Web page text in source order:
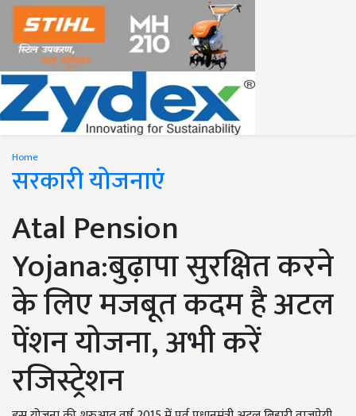
Home
सरकारी योजनाएं
Atal Pension
Yojana:बुढ़ापा सुरक्षित करने
के लिए मजबूत कदम है अटल
पेंशन योजना, अभी करें
रजिस्ट्रेशन